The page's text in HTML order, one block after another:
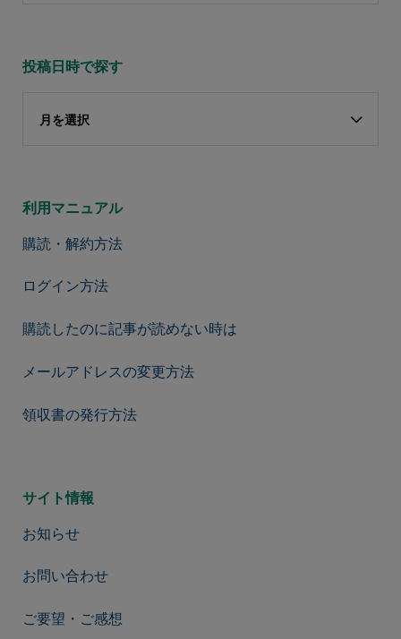
投稿日時で探す
月を選択
利用マニュアル
購読・解約方法
ログイン方法
購読したのに記事が読めない時は
メールアドレスの変更方法
領収書の発行方法
サイト情報
お知らせ
お問い合わせ
ご要望・ご感想